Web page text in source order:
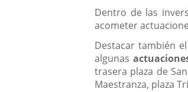
Dentro de las
acometer
Destacar también
algunas
trasera plaza de
Maestranza, plaza